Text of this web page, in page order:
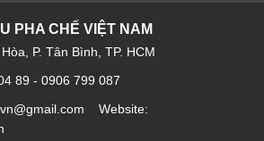
PHA CHẾ VIỆT NAM
P. Tân Bình, TP. HCM
89 - 0906 799 087
Website: